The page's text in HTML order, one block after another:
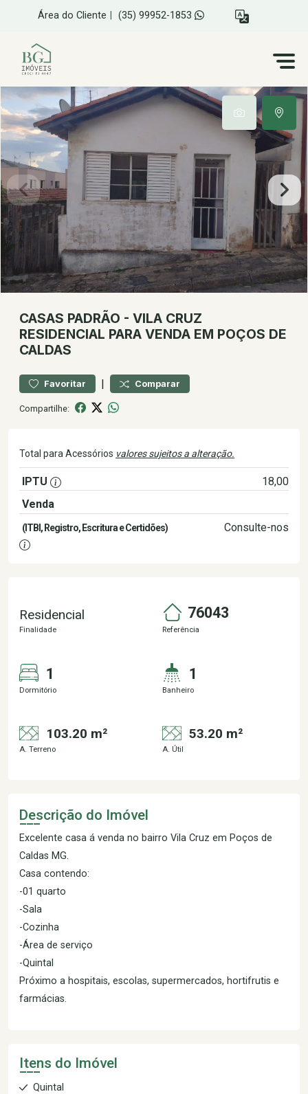
Área do Cliente (35) 99952-1853
CASAS PADRÃO - VILA CRUZ
RESIDENCIAL PARA VENDA EM POÇOS DE
CALDAS
Favoritar | Comparar
Compartilhe:
Total para Acessórios valores sujeitos a alteração.
IPTU
18,00
Venda
(ITBI, Registro, Escritura e Certidões) Consulte-nos
Residencial
Finalidade
76043
Referência
1
Dormitório
1
Banheiro
103.20 m²
A. Terreno
53.20 m²
A. Útil
Descrição do Imóvel
Excelente casa á venda no bairro Vila Cruz em Poços de
Caldas MG.
Casa contendo:
-01 quarto
-Sala
-Cozinha
-Área de serviço
-Quintal
Próximo a hospitais, escolas, supermercados, hortifrutis e
farmácias.
Itens do Imóvel
Quintal